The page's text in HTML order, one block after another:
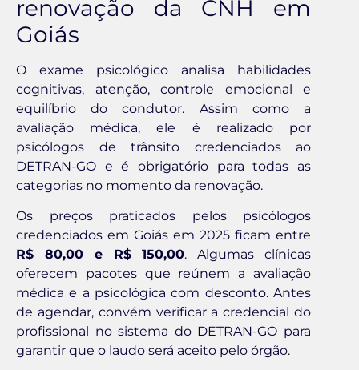
renovação da CNH em
Goiás
O exame psicológico analisa habilidades
cognitivas, atenção, controle emocional e
equilíbrio do condutor. Assim como a
avaliação médica, ele é realizado por
psicólogos de trânsito credenciados ao
DETRAN-GO e é obrigatório para todas as
categorias no momento da renovação.
Os preços praticados pelos psicólogos
credenciados em Goiás em 2025 ficam entre
R$ 80,00 e R$ 150,00. Algumas clínicas
oferecem pacotes que reúnem a avaliação
médica e a psicológica com desconto. Antes
de agendar, convém verificar a credencial do
profissional no sistema do DETRAN-GO para
garantir que o laudo será aceito pelo órgão.